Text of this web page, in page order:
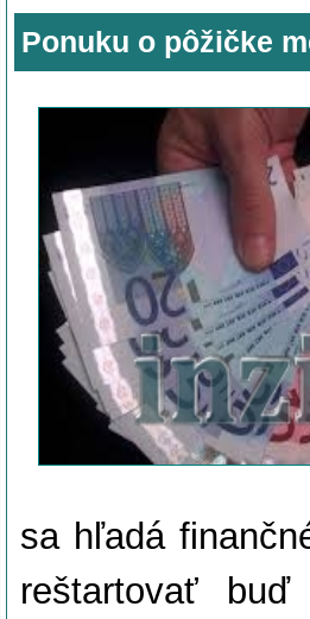
Ponuku o pôžičke
sa hľadá
reštartovať